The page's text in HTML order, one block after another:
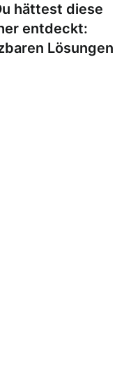
hättest diese
entdeckt:
Lösungen